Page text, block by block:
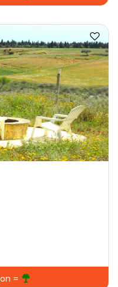
=